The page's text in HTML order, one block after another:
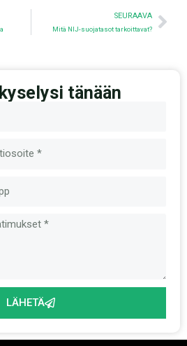
SEURAAVA
Mitä NIJ-suojatasot tarkoittavat?
tänään
LÄHETÄ